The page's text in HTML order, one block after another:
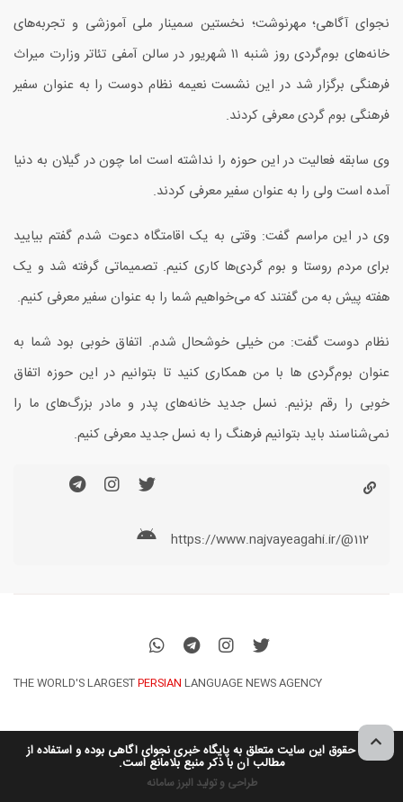
نجوای آگاهی؛ مهرنوشت؛ نخستین سمینار ملی آموزشی و تجربه‌های
خانه‌های بوم‌گردی روز شنبه ۱۱ شهریور در سالن آمفی تئاتر وزارت میراث
فرهنگی برگزار شد در این نشست نعیمه نظام دوست را به عنوان سفیر
فرهنگی بوم گردی معرفی کردند.
وی سابقه فعالیت در این حوزه را نداشته است اما چون در گیلان به دنیا
آمده است ولی را به عنوان سفیر معرفی کردند.
وی در این مراسم گفت: وقتی به یک اقامتگاه دعوت شدم گفتم بیایید
برای مردم روستا و بوم گردی‌ها کاری کنیم. تصمیماتی گرفته شد و یک
هفته پیش به من گفتند که می‌خواهیم شما را به عنوان سفیر معرفی کنیم.
نظام دوست گفت: من خیلی خوشحال شدم. اتفاق خوبی بود شما به
عنوان بوم‌گردی ها با من همکاری کنید تا بتوانیم در این حوزه اتفاق
خوبی را رقم بزنیم. نسل جدید خانه‌های پدر و مادر بزرگ‌های ما را
نمی‌شناسند باید بتوانیم فرهنگ را به نسل جدید معرفی کنیم.
https://www.najvayeagahi.ir/@112
THE WORLD'S LARGESTPERSIAN LANGUAGE NEWS AGENCY
کلیه حقوق این سایت متعلق به پایگاه خبری نجوای آگاهی بوده و استفاده از
مطالب آن با ذکر منبع بلامانع است.
طراحی و تولید البرز سامانه